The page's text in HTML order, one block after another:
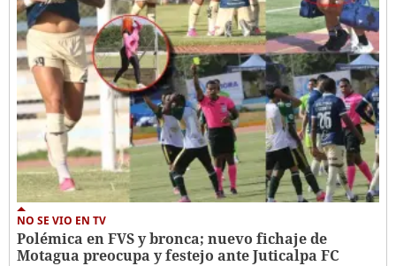
NO SE VIO EN TV
Polémica en FVS y bronca; nuevo fichaje de
Motagua preocupa y festejo ante Juticalpa FC